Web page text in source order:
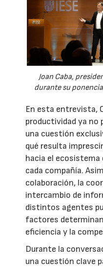
Joan Caba,
durante su
En esta entrevista,
productividad ya no
una cuestión
qué resulta
hacia el ecosistema
cada compañía.
colaboración, la
intercambio de
distintos agentes
factores
eficiencia y la
Durante la
una cuestión clave